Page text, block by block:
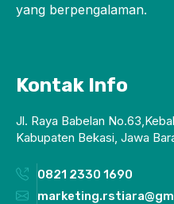
yang berpengalaman.
Kontak Info
Jl. Raya Babelan
Kabupaten Bekasi, Jawa
0821 2330 1690